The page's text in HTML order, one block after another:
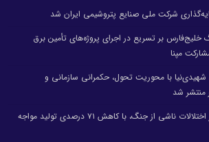
شرکت ملی صنایع پتروشیمی ایران شد
خلیج‌فارس بر تسریع در اجرای پروژه‌های تأمین برق
مپنا
شهیدی‌نیا با محوریت تحول، حکمرانی سازمانی و
منتشر شد
پتروشیمی اروند پس از اختلالات ناشی از جنگ، با کاهش ۷۱ درصدی تولید مواجه